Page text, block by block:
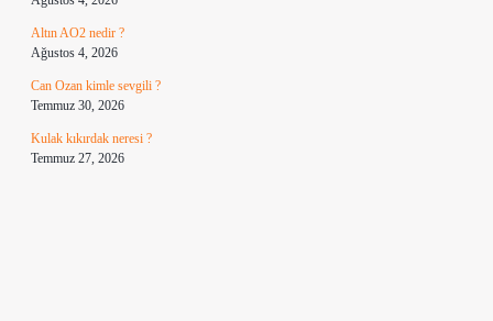
Altın AO2 nedir ?
Ağustos 4, 2026
Can Ozan kimle sevgili ?
Temmuz 30, 2026
Kulak kıkırdak neresi ?
Temmuz 27, 2026